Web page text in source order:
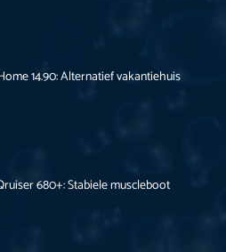
14.90: Alternatief vakantiehuis
680+: Stabiele muscleboot